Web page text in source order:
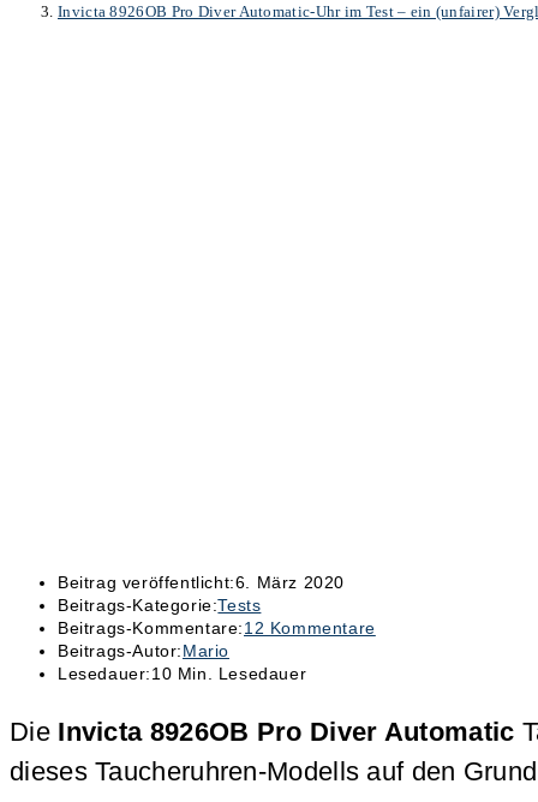
Invicta 8926OB Pro Diver Automatic-Uhr im Test – ein (unfairer)
Beitrag veröffentlicht:6. März 2020
Beitrags-Kategorie:Tests
Beitrags-Kommentare:12 Kommentare
Beitrags-Autor:Mario
Lesedauer:10 Min. Lesedauer
Die Invicta 8926OB Pro Diver Automatic
dieses Taucheruhren-Modells auf den